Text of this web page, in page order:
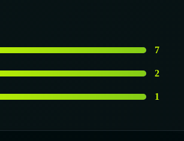
7
2
1